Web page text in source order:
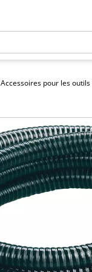
Accessoires pour les